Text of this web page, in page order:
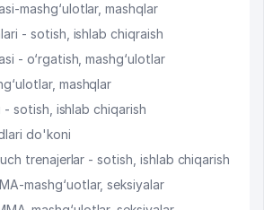
mashg‘ulotlar, mashqlar
- sotish, ishlab chiqraish
- o‘rgatish, mashg‘ulotlar
mashqlar
- sotish, ishlab chiqarish
do'koni
trenajerlar - sotish, ishlab chiqarish
mashg‘uotlar, seksiyalar